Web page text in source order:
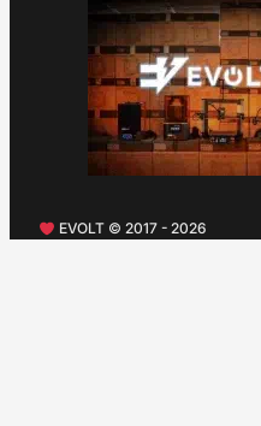
EVOLT © 2017 - 2026